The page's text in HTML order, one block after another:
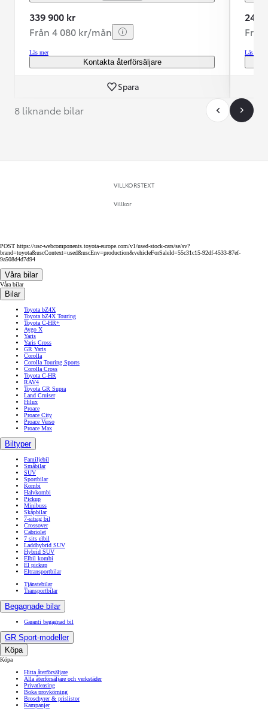
339 900 kr
Från 4 080 kr/mån
Läs mer
Kontakta återförsäljare
Spara
245
Läs mer
8 liknande bilar
VILLKORSTEXT
Villkor
POST https://usc-webcomponents.toyota-europe.com/v1/used-stock-cars/se/sv?
brand=toyota&uscContext=used&uscEnv=production&vehicleForSaleId=55c31c15-92df-4533-87ef-
9a508d4d7d94
Våra bilar
Våra bilar
Bilar
Toyota bZ4X
Toyota bZ4X Touring
Toyota C-HR+
Aygo X
Yaris
Yaris Cross
GR Yaris
Corolla
Corolla Touring Sports
Corolla Cross
Toyota C-HR
RAV4
Toyota GR Supra
Land Cruiser
Hilux
Proace
Proace City
Proace Verso
Proace Max
Biltyper
Familjebil
Småbilar
SUV
Sportbilar
Kombi
Halvkombi
Pickup
Minibuss
Skåpbilar
7-sitsig bil
Crossover
Cabriolet
7 sits elbil
Laddhybrid SUV
Hybrid SUV
Elbil kombi
El pickup
Eltransportbilar
Tjänstebilar
Transportbilar
Begagnade bilar
Garanti begagnad bil
GR Sport-modeller
Köpa
Köpa
Hitta återförsäljare
Alla återförsäljare och verkstäder
Privatleasing
Boka provkörning
Broschyrer & prislistor
Kampanjer